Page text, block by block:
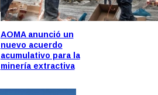
AOMA anunció un
nuevo acuerdo
acumulativo para la
minería extractiva